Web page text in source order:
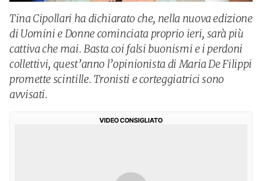
Tina Cipollari ha dichiarato che, nella nuova edizione
di Uomini e Donne cominciata proprio ieri, sarà più
cattiva che mai. Basta coi falsi buonismi e i perdoni
collettivi, quest’anno l’opinionista di Maria De Filippi
promette scintille. Tronisti e corteggiatrici sono
avvisati.
VIDEO CONSIGLIATO